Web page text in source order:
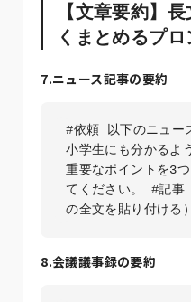
【文章要約】
くまとめるプロ
7.ニュース記事の要約
#依頼 以下のニュー
小学生にも分かるよ
重要なポイントを3
てください。 #記事
の全文を貼り付ける）
8.会議議事録の要約